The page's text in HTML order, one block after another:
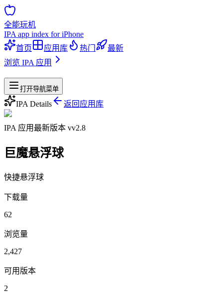
全能玩机
IPA app index for iPhone
首页
应用库 热门
最新
浏览 IPA 应用
站点导航
打开导航菜单
IPA Details 返回应用库
IPA 应用最新版本 vv2.8
巨魔悬浮球
快捷悬浮球
下载量
62
浏览量
2,427
可用版本
2